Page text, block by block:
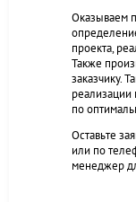
Оказываем
проекта,
Также
заказчику.
реализации
по
Оставьте
или по
менеджер